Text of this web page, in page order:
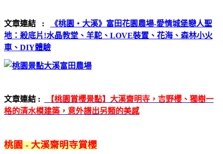
文章連結 :
《桃園‧大溪》富田花園農場-愛情城堡戀人聖
地：殺底片!水晶教堂、羊駝、LOVE裝置、花海、森林小火
車、DIY體驗
文章連結 :
【桃園賞櫻景點】大溪齋明寺，吉野櫻、獨樹一
格的清水模建築，意外譜出另類的美感
桃園 - 大溪齋明寺賞櫻